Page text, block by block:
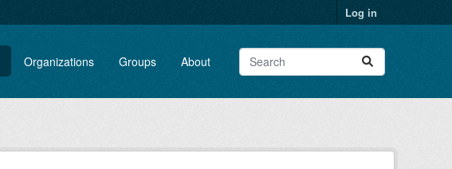
Log in
Organizations Groups About